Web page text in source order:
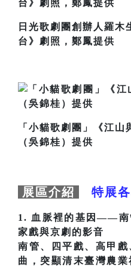
日光歌劇團創辦人羅木
台》劇照，鄭鳳提供
「小貓歌劇團」《江
（吳錦桂）提供
展區介紹 特展
1. 血脈裡的基因——南
家戲與京劇的影音
南管、四平戲、高甲
曲，突顯清末臺灣農